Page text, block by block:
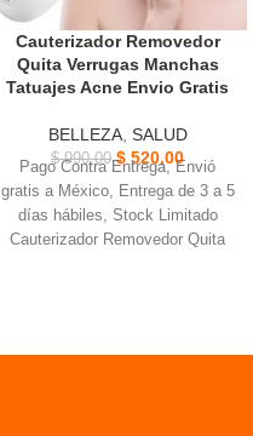
Cauterizador Removedor
Quita Verrugas Manchas
Tatuajes Acne Envio Gratis
BELLEZA, SALUD
$990,00 $ 520,00
Pago Contra Entrega, Envió
gratis a México, Entrega de 3 a 5
días hábiles, Stock Limitado
Cauterizador Removedor Quita
el tratamiento.